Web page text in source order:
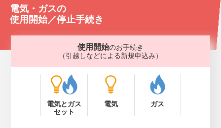
電気・ガスの
使用開始／停止手続き
使用開始のお手続き
（引越しなどによる新規申込み）
電気とガス
セット
電気 ガス